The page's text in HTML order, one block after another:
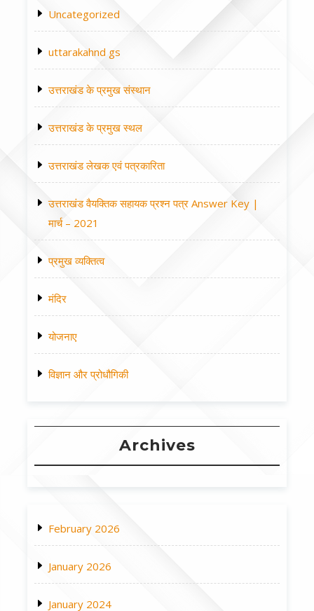
Uncategorized
uttarakahnd gs
उत्तराखंड के प्रमुख संस्थान
उत्तराखंड के प्रमुख स्थल
उत्तराखंड लेखक एवं पत्रकारिता
उत्तराखंड वैयक्तिक सहायक प्रश्न पत्र Answer Key |
मार्च – 2021
प्रमुख व्यक्तित्व
मंदिर
योजनाए
विज्ञान और प्रोधौगिकी
Archives
February 2026
January 2026
January 2024